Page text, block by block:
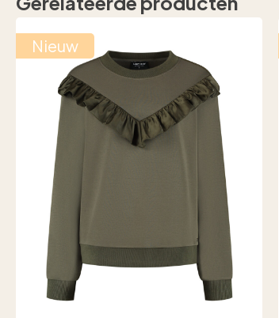
Nieuw